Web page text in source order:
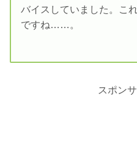
バイスしていました。こ
ですね……。
スポン